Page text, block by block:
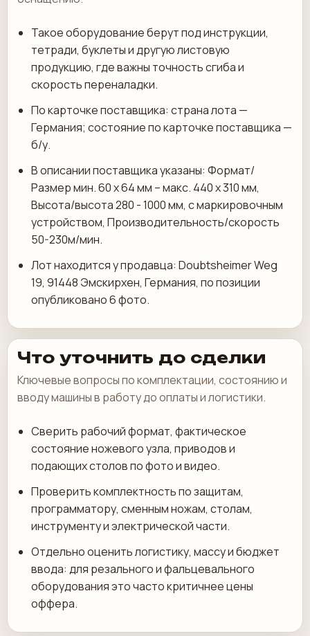
Такое оборудование берут под инструкции,
тетради, буклеты и другую листовую
продукцию, где важны точность сгиба и
скорость переналадки.
По карточке поставщика: страна лота —
Германия; состояние по карточке поставщика —
б/у.
В описании поставщика указаны: Формат/
Размер мин. 60 х 64 мм – макс. 440 х 310 мм,
Высота/высота 280 - 1000 мм, с маркировочным
устройством, Производительность/скорость
50-230м/мин.
Лот находится у продавца: Doubtsheimer Weg
19, 91448 Эмскирхен, Германия, по позиции
опубликовано 6 фото.
Что уточнить до сделки
Ключевые вопросы по комплектации, состоянию и
вводу машины в работу до оплаты и логистики.
Сверить рабочий формат, фактическое
состояние ножевого узла, приводов и
подающих столов по фото и видео.
Проверить комплектность по защитам,
программатору, сменным ножам, столам,
инструменту и электрической части.
Отдельно оценить логистику, массу и бюджет
ввода: для резального и фальцевального
оборудования это часто критичнее цены
оффера.